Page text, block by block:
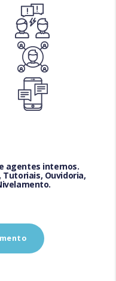
agentes internos.
Ouvidoria,